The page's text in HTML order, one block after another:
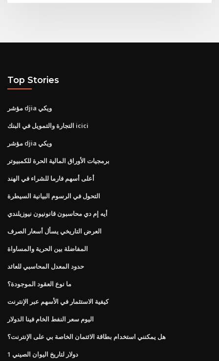
Top Stories
مؤشر djia ويكي
التجارة والتمويل في البنك icici
مؤشر djia ويكي
برمجيات الأوراق المالية الحرة للكمبيوتر
أعلى أسهم فارما للشراء في الهند
التحول في الرسوم البيانية السيطرة
أيه إم دي محاسبون قانونيون نيوزيلندي
العرض التاريخي يسأل أسعار الصرف
المفاضلة بين الحرية والمساواة
حدود المعدل المحاسبي للعائد
ما نوع العقود الموجودة؟
كيفية الاستثمار في الأسهم عبر الإنترنت
اليوم سعر النفط الخام فينا الدولار
هل يمكنني استخدام بطاقة الائتمان الخاصة بي على الإنترنت؟
1 دولار لتاريخ اليوان الصيني